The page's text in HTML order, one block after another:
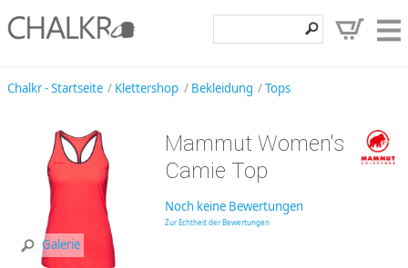
Entdecken
Chalkr - Startseite Klettershop Bekleidung Tops
Galerie
Mammut Women's
Camie Top
Noch keine Bewertungen
Zur Echtheit der Bewertungen